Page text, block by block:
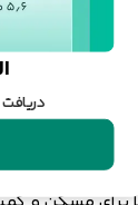
85، آغازگر روند
چشم
دریافت